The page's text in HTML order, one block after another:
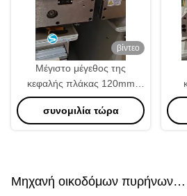
βίντεο
Μέγιστο μέγεθος της
κεφαλής πλάκας 120mm
πλαστικό τανκ Clinching
Machine 800-1300KG για
συνομιλία τώρα
Μηχανή οικοδόμων πυρήνων